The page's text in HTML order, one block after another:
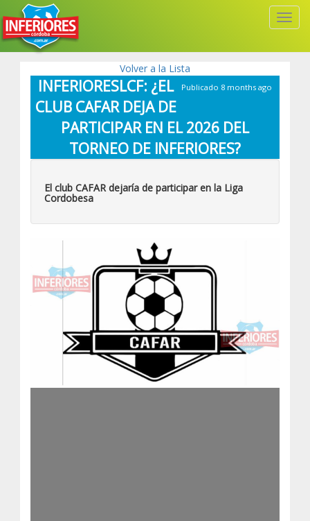
Volver a la Lista
Publicado 8 months ago
INFERIORESLCF: ¿EL
CLUB CAFAR DEJA DE
PARTICIPAR EN EL 2026 DEL
TORNEO DE INFERIORES?
El club CAFAR dejaría de participar en la Liga
Cordobesa